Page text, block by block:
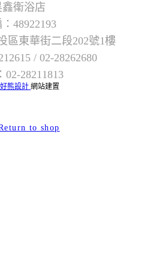
鑫衛浴店
48922193
區東華街二段202號1樓
/ 02-28262680
02-28211813
好熊設計 網站建置
to shop